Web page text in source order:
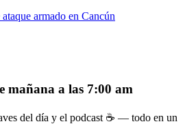
armado en Cancún
mañana a las 7:00 am
del día y el podcast ☕ — todo en un